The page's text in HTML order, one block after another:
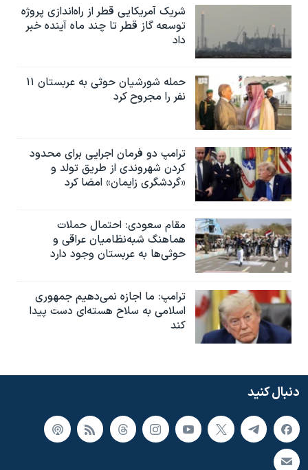
شریک آمریکایی قطر از راه‌اندازی پروژه
توسعه گاز قطر تا چند ماه آینده خبر
داد
حمله شورشیان حوثی به عربستان ۱۱
نفر را مجروح کرد
ترامپ دو فرمان اجرایی برای محدود
کردن شهروندی از طریق تولد و
«گردشگری زایمان» امضا کرد
مقام سعودی: احتمال حملات
هماهنگ شبه‌نظامیان عراقی و
حوثی‌ها به عربستان وجود دارد
ترامپ: ما اجازه نمی‌دهیم جمهوری
اسلامی به سلاح هسته‌ای دست پیدا
کند
دنبال کنید